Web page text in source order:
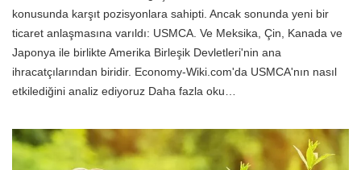
konusunda karşıt pozisyonlara sahipti. Ancak sonunda yeni bir
ticaret anlaşmasına varıldı: USMCA. Ve Meksika, Çin, Kanada ve
Japonya ile birlikte Amerika Birleşik Devletleri'nin ana
ihracatçılarından biridir. Economy-Wiki.com'da USMCA'nın nasıl
etkilediğini analiz ediyoruz Daha fazla oku…